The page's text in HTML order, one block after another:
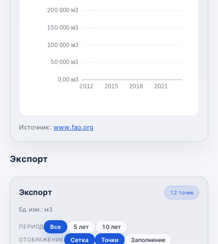
0,00 м3
50 000 м3
100 000 м3
150 000 м3
200 000 м3
2012 2015 2018 2021
Источник: www.fao.org
Экспорт
Экспорт
Ед. изм.: м3
12 точек
ПЕРИОД Все 5 лет 10 лет
ОТОБРАЖЕНИЕ Сетка Точки Заполнение